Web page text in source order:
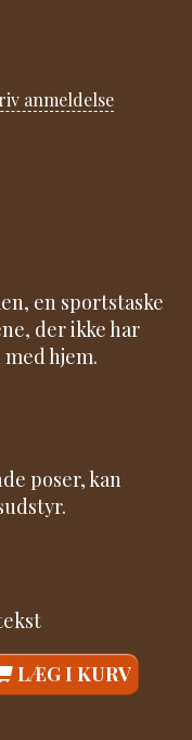
anmeldelse
en sportstaske
der ikke har
hjem.
poser, kan
LÆG I KURV